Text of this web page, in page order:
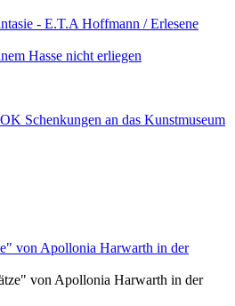
- E.T.A Hoffmann / Erlesene
Hasse nicht erliegen
Schenkungen an das Kunstmuseum
von Apollonia Harwarth in der